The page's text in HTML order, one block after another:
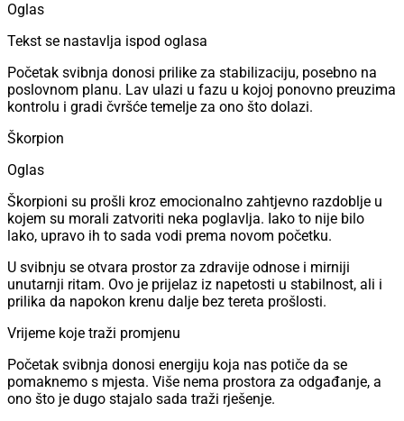
Oglas
Tekst se nastavlja ispod oglasa
Početak svibnja donosi prilike za stabilizaciju, posebno na
poslovnom planu. Lav ulazi u fazu u kojoj ponovno preuzima
kontrolu i gradi čvršće temelje za ono što dolazi.
Škorpion
Oglas
Škorpioni su prošli kroz emocionalno zahtjevno razdoblje u
kojem su morali zatvoriti neka poglavlja. Iako to nije bilo
lako, upravo ih to sada vodi prema novom početku.
U svibnju se otvara prostor za zdravije odnose i mirniji
unutarnji ritam. Ovo je prijelaz iz napetosti u stabilnost, ali i
prilika da napokon krenu dalje bez tereta prošlosti.
Vrijeme koje traži promjenu
Početak svibnja donosi energiju koja nas potiče da se
pomaknemo s mjesta. Više nema prostora za odgađanje, a
ono što je dugo stajalo sada traži rješenje.